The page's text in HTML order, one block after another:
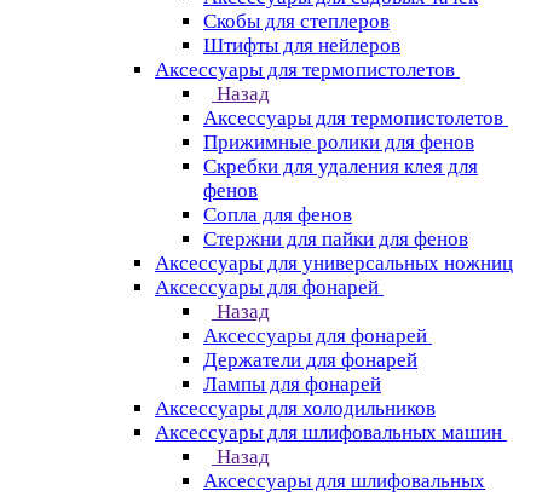
Скобы для степлеров
Штифты для нейлеров
Аксессуары для термопистолетов
Назад
Аксессуары для термопистолетов
Прижимные ролики для фенов
Скребки для удаления клея для
фенов
Сопла для фенов
Стержни для пайки для фенов
Аксессуары для универсальных ножниц
Аксессуары для фонарей
Назад
Аксессуары для фонарей
Держатели для фонарей
Лампы для фонарей
Аксессуары для холодильников
Аксессуары для шлифовальных машин
Назад
Аксессуары для шлифовальных